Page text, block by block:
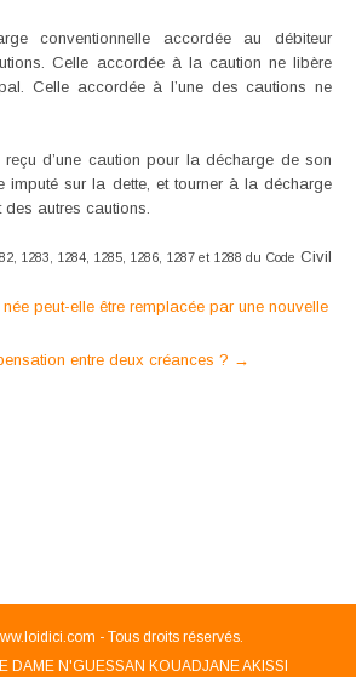
conventionnelle accordée au débiteur
Celle accordée à la caution ne libère
Celle accordée à l’une des cautions ne
d’une caution pour la décharge de son
imputé sur la dette, et tourner à la décharge
autres cautions.
1283, 1284, 1285, 1286, 1287 et 1288 du Code Civil
peut-elle être remplacée par une nouvelle
entre deux créances ? →
- Tous droits réservés.
DAME N'GUESSAN KOUADJANE AKISSI